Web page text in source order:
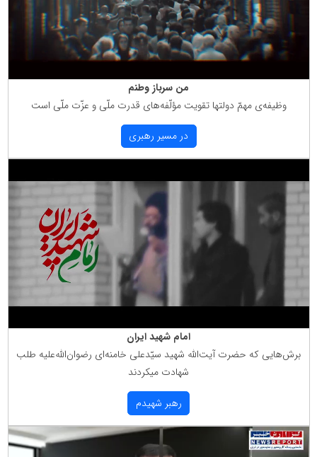
من سرباز وطنم
وظیفه‌ی مهمّ دولتها تقویت مؤلّفه‌های قدرت ملّی و عزّت ملّی است
در مسیر رهبری
امام شهید ایران
برش‌هایی كه حضرت آیت‌الله شهید سیّدعلی خامنه‌ای رضوان‌الله‌علیه طلب
شهادت میكردند
رهبر شهیدم